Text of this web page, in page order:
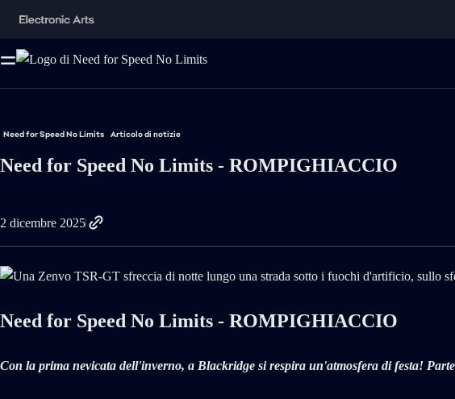
Need for Speed No Limits Articolo di notizie
Need for Speed No Limits - ROMPIGHIACCIO
2 dicembre 2025
Need for Speed No Limits - ROMPIGHIACCIO
Con la prima nevicata dell'inverno, a Blackridge si respira un'atmosfera di festa!